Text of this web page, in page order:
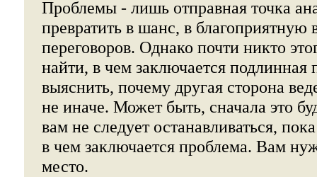
Проблемы - лишь отправная точка
превратить в шанс, в благоприятную
переговоров. Однако почти никто
найти, в чем заключается
выяснить, почему другая сторона
не иначе. Может быть, сначала это
вам не следует останавливаться,
в чем заключается проблема. Вам
место.